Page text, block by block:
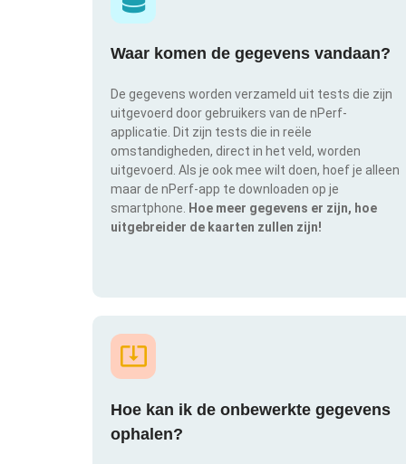
Waar komen de gegevens vandaan?
De gegevens worden verzameld uit tests die zijn
uitgevoerd door gebruikers van de nPerf-
applicatie. Dit zijn tests die in reële
omstandigheden, direct in het veld, worden
uitgevoerd. Als je ook mee wilt doen, hoef je alleen
maar de nPerf-app te downloaden op je
smartphone.
Hoe meer gegevens er zijn, hoe
uitgebreider de kaarten zullen zijn!
Hoe kan ik de onbewerkte gegevens
ophalen?